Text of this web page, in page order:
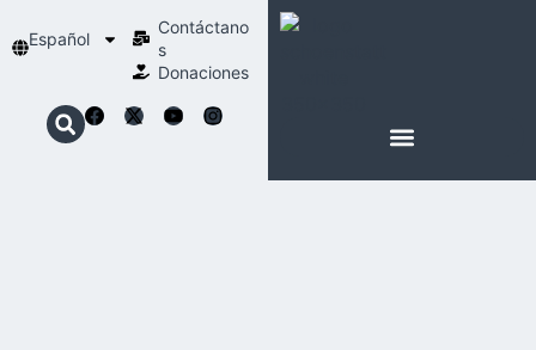
Español
Contáctano
s
Donaciones